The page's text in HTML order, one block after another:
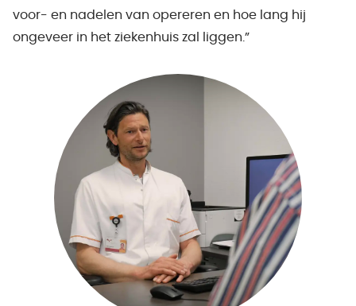
voor- en nadelen van opereren en hoe lang hij
ongeveer in het ziekenhuis zal liggen.”